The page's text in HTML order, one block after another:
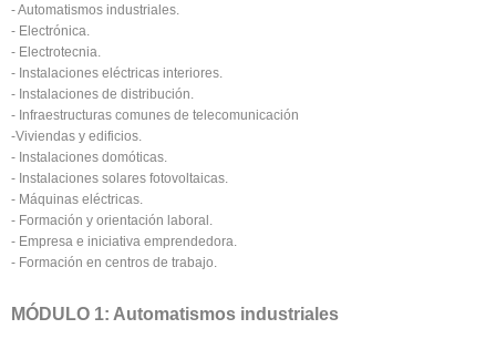
- Automatismos industriales.
- Electrónica.
- Electrotecnia.
- Instalaciones eléctricas interiores.
- Instalaciones de distribución.
- Infraestructuras comunes de telecomunicación
-Viviendas y edificios.
- Instalaciones domóticas.
- Instalaciones solares fotovoltaicas.
- Máquinas eléctricas.
- Formación y orientación laboral.
- Empresa e iniciativa emprendedora.
- Formación en centros de trabajo.
MÓDULO 1: Automatismos industriales